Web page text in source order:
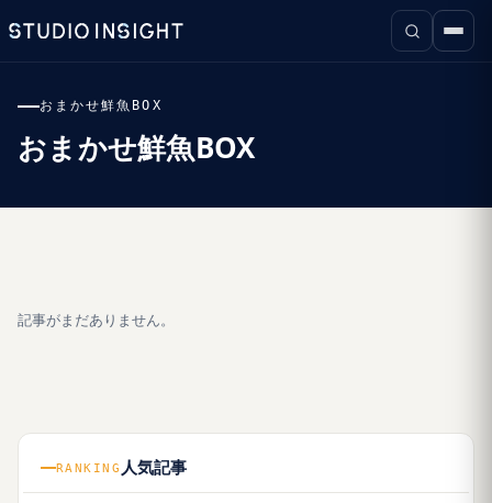
おまかせ鮮魚BOX
おまかせ鮮魚BOX
記事がまだありません。
RANKING 人気記事